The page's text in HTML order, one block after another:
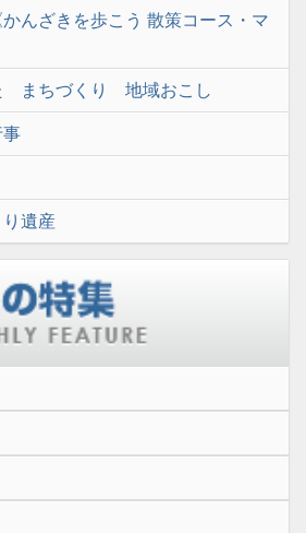
んざきを歩こう 散策コース・マ
まちづくり 地域おこし
遺産